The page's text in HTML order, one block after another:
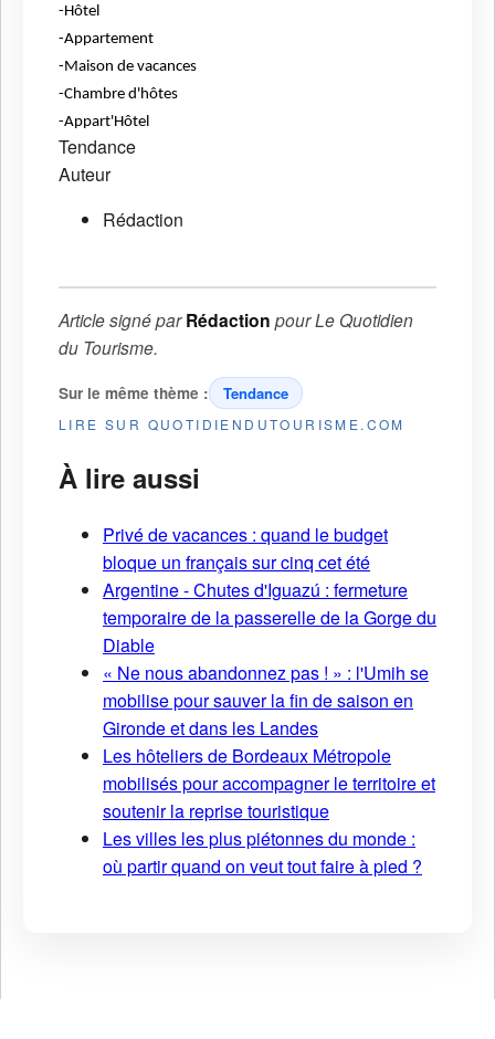
-Hôtel
-Appartement
-Maison de vacances
-Chambre d'hôtes
-Appart'Hôtel
Tendance
Auteur
Rédaction
Article signé parRédaction pourLe Quotidien
du Tourisme.
Sur le même thème : Tendance
LIRE SUR QUOTIDIENDUTOURISME.COM
À lire aussi
Privé de vacances : quand le budget
bloque un français sur cinq cet été
Argentine - Chutes d'Iguazú : fermeture
temporaire de la passerelle de la Gorge du
Diable
« Ne nous abandonnez pas ! » : l'Umih se
mobilise pour sauver la fin de saison en
Gironde et dans les Landes
Les hôteliers de Bordeaux Métropole
mobilisés pour accompagner le territoire et
soutenir la reprise touristique
Les villes les plus piétonnes du monde :
où partir quand on veut tout faire à pied ?